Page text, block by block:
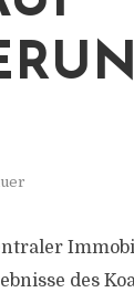
des